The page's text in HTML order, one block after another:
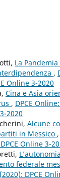
La
,
Online 3-2020
Cina e Asia
, DPCE
2020
Alcune
in Messico ,
Online 3-
federale
DPCE